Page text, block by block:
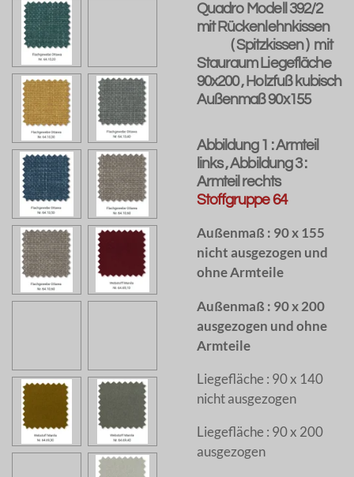
Quadro Modell 392/2
mit Rückenlehnkissen
( Spitzkissen ) mit
Stauraum Liegefläche
90x200 , Holzfuß kubisch
Außenmaß 90x155
Abbildung 1 : Armteil
links , Abbildung 3 :
Armteil rechts
Stoffgruppe 64
Außenmaß : 90 x 155
nicht ausgezogen und
ohne Armteile
Außenmaß : 90 x 200
ausgezogen und ohne
Armteile
Liegefläche : 90 x 140
nicht ausgezogen
Liegefläche : 90 x 200
ausgezogen